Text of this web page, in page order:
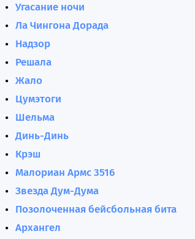
Угасание ночи
Ла Чингона Дорада
Надзор
Решала
Жало
Цумэтоги
Шельма
Динь-Динь
Крэш
Малориан Армс 3516
Звезда Дум-Дума
Позолоченная бейсбольная бита
Архангел